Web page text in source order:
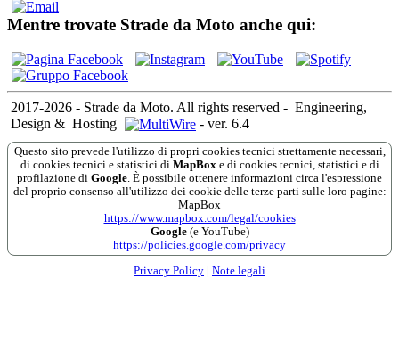
Mentre trovate Strade da Moto anche qui:
2017-2026 - Strade da Moto. All rights reserved - Engineering,
Design & Hosting - ver. 6.4
Questo sito prevede l'utilizzo di propri cookies tecnici strettamente necessari,
di cookies tecnici e statistici di MapBoxe di cookies tecnici, statistici e di
profilazione di Google. È possibile ottenere informazioni circa l'espressione
del proprio consenso all'utilizzo dei cookie delle terze parti sulle loro pagine:
MapBox
https://www.mapbox.com/legal/cookies
Google(e YouTube)
https://policies.google.com/privacy
Privacy Policy Note legali